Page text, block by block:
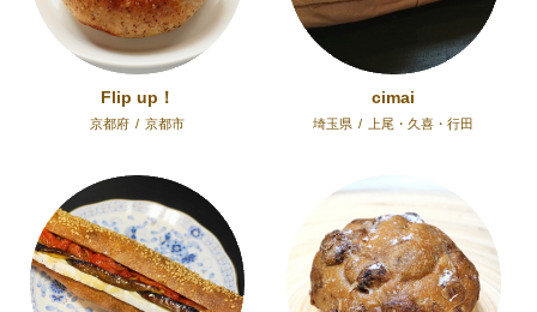
Flip up！
京都府 / 京都市
cimai
埼玉県 / 上尾・久喜・行田